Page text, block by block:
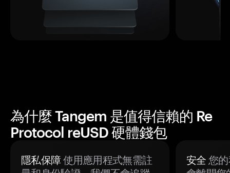
為什麼 Tangem 是值得信賴的 Re
Protocol reUSD 硬體錢包
隱私保障使用應用程式無需註
安全 您